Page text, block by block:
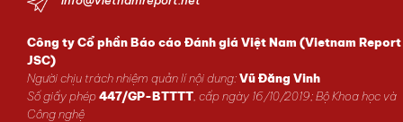
Công ty Cổ phần Báo cáo Đánh giá Việt Nam (Vietnam Report
JSC)
Người chịu trách nhiệm quản lí nội dung:Vũ Đăng Vinh
Số giấy phép447/GP-BTTTT , cấp ngày 16/10/2019; Bộ Khoa học và
Công nghệ